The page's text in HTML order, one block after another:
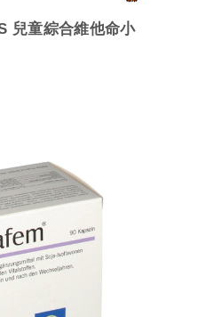
兒童綜合維他命小